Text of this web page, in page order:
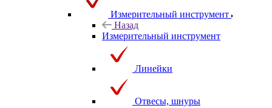
Измерительный инструмент
Назад
Измерительный инструмент
Линейки
Отвесы, шнуры